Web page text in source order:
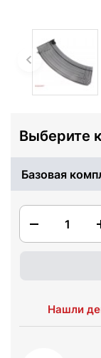
Выберите
Базовая
1
Нашли